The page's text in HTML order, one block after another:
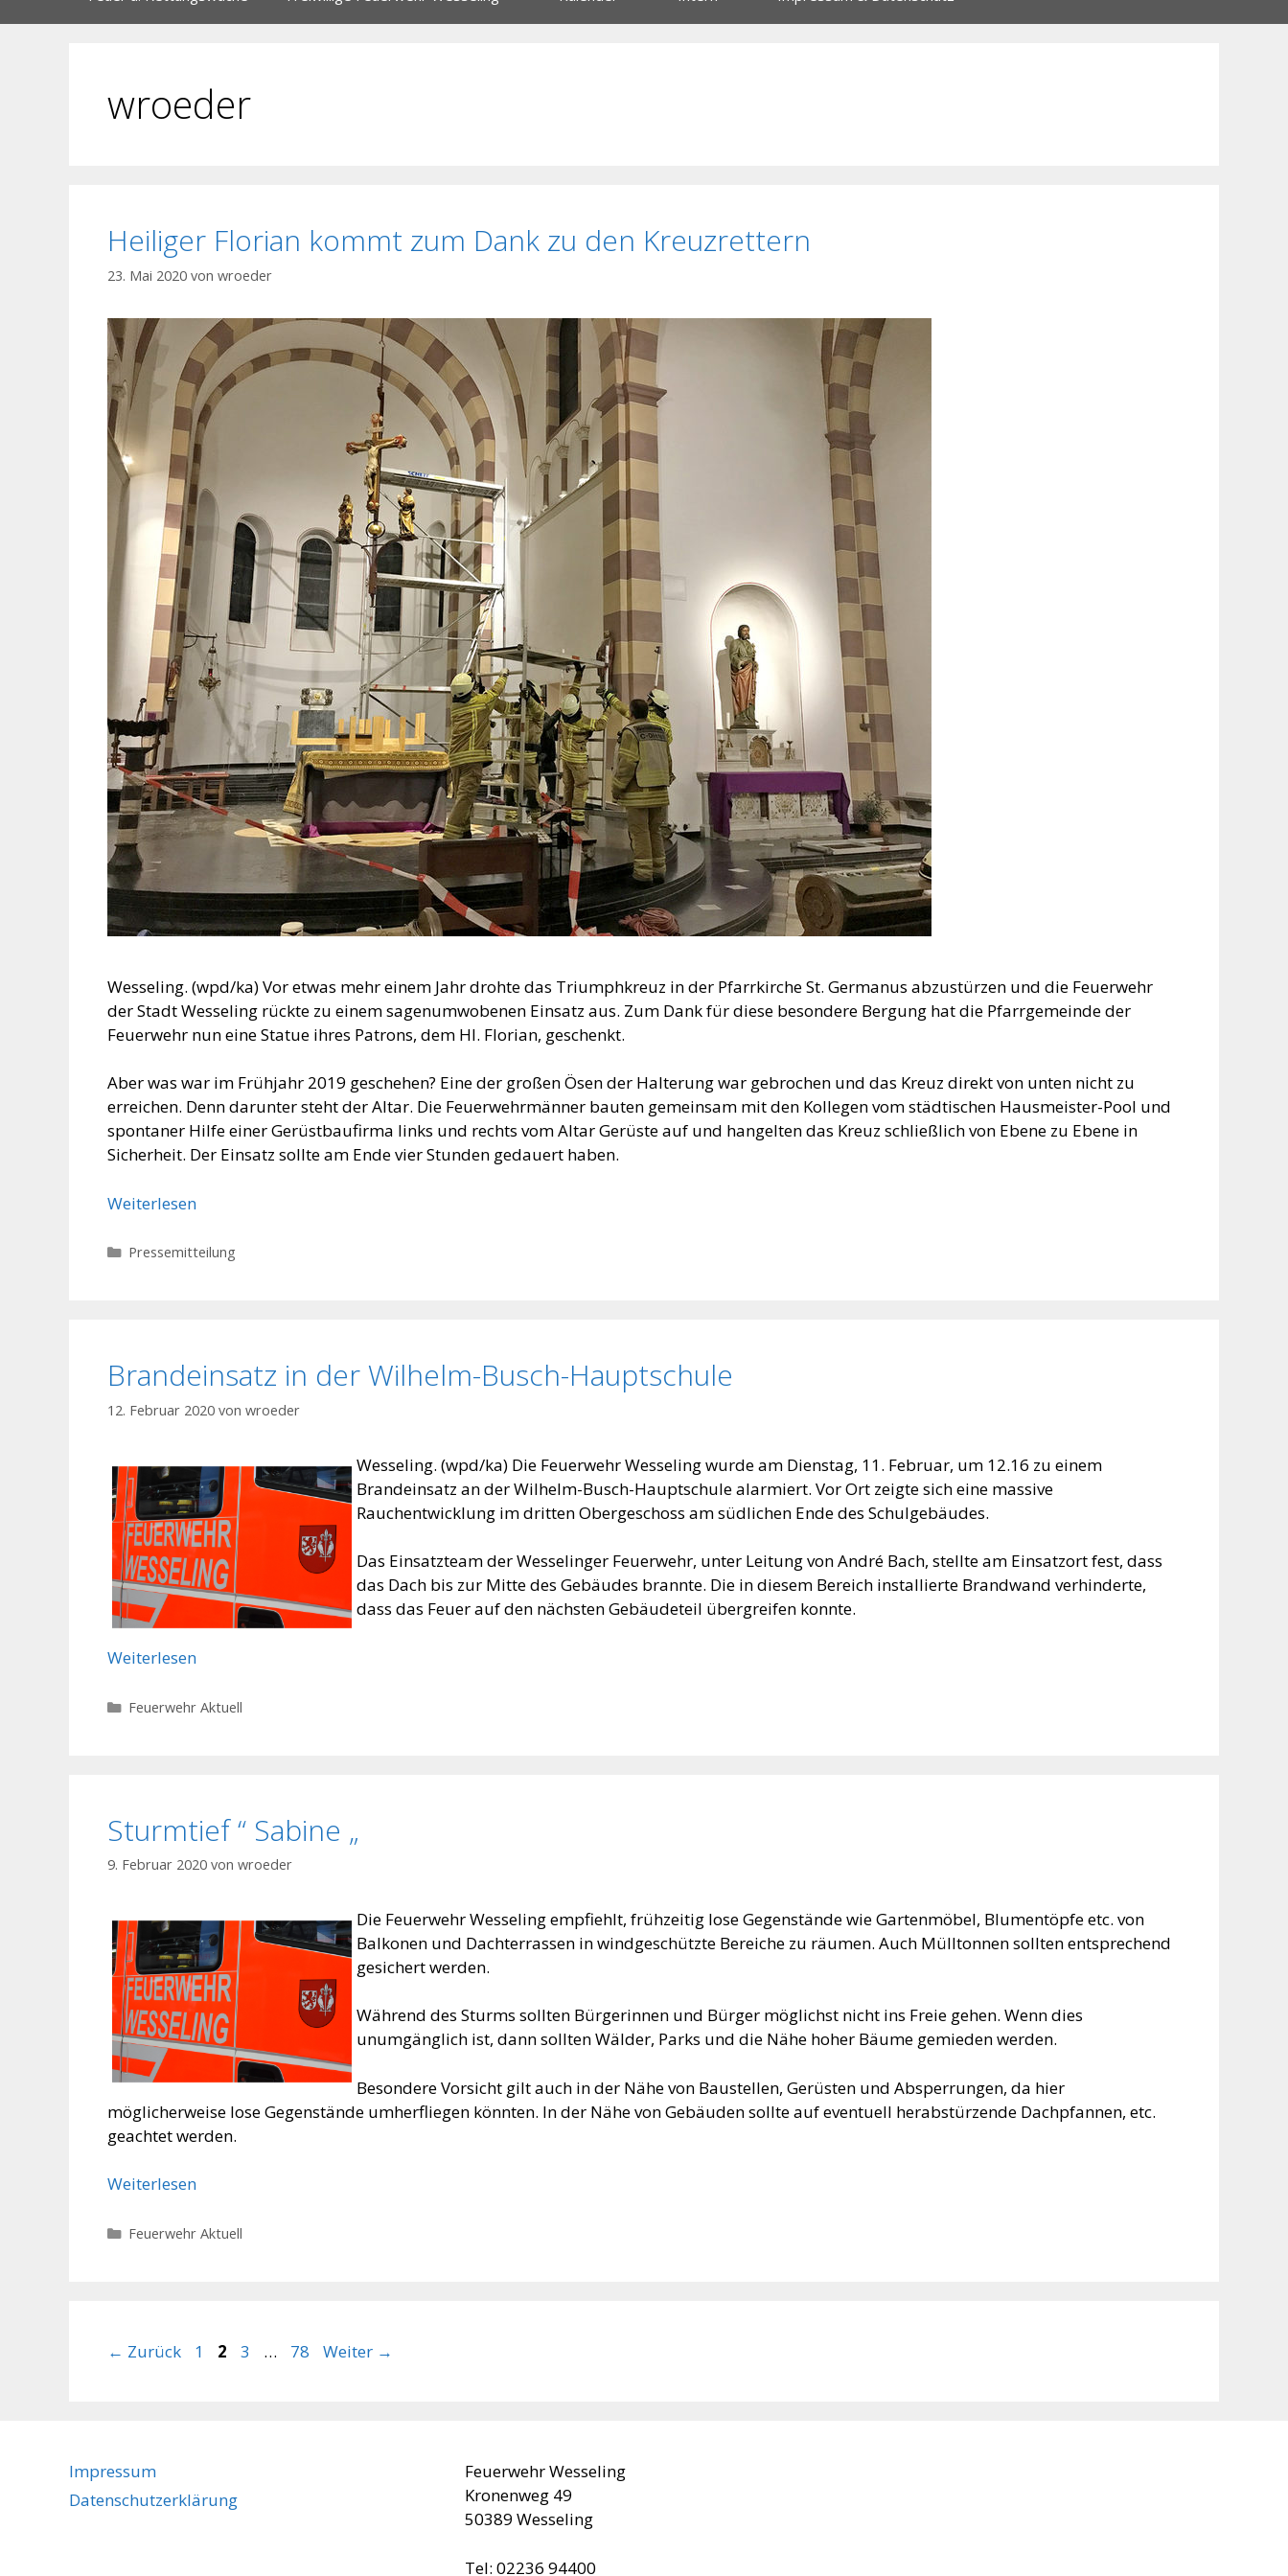
wroeder
Heiliger Florian kommt zum Dank zu den Kreuzrettern
23. Mai 2020 von wroeder
Wesseling. (wpd/ka) Vor etwas mehr einem Jahr drohte das Triumphkreuz in der Pfarrkirche St. Germanus abzustürzen und die Feuerwehr
der Stadt Wesseling rückte zu einem sagenumwobenen Einsatz aus. Zum Dank für diese besondere Bergung hat die Pfarrgemeinde der
Feuerwehr nun eine Statue ihres Patrons, dem Hl. Florian, geschenkt.
Aber was war im Frühjahr 2019 geschehen? Eine der großen Ösen der Halterung war gebrochen und das Kreuz direkt von unten nicht zu
erreichen. Denn darunter steht der Altar. Die Feuerwehrmänner bauten gemeinsam mit den Kollegen vom städtischen Hausmeister-Pool und
spontaner Hilfe einer Gerüstbaufirma links und rechts vom Altar Gerüste auf und hangelten das Kreuz schließlich von Ebene zu Ebene in
Sicherheit. Der Einsatz sollte am Ende vier Stunden gedauert haben.
Weiterlesen
Kategorien
Pressemitteilung
Brandeinsatz in der Wilhelm-Busch-Hauptschule
12. Februar 2020 von wroeder
Wesseling. (wpd/ka) Die Feuerwehr Wesseling wurde am Dienstag, 11. Februar, um 12.16 zu einem
Brandeinsatz an der Wilhelm-Busch-Hauptschule alarmiert. Vor Ort zeigte sich eine massive
Rauchentwicklung im dritten Obergeschoss am südlichen Ende des Schulgebäudes.
Das Einsatzteam der Wesselinger Feuerwehr, unter Leitung von André Bach, stellte am Einsatzort fest, dass
das Dach bis zur Mitte des Gebäudes brannte. Die in diesem Bereich installierte Brandwand verhinderte,
dass das Feuer auf den nächsten Gebäudeteil übergreifen konnte.
Weiterlesen
Kategorien
Feuerwehr Aktuell
Sturmtief “ Sabine „
9. Februar 2020 von wroeder
Die Feuerwehr Wesseling empfiehlt, frühzeitig lose Gegenstände wie Gartenmöbel, Blumentöpfe etc. von
Balkonen und Dachterrassen in windgeschützte Bereiche zu räumen. Auch Mülltonnen sollten entsprechend
gesichert werden.
Während des Sturms sollten Bürgerinnen und Bürger möglichst nicht ins Freie gehen. Wenn dies
unumgänglich ist, dann sollten Wälder, Parks und die Nähe hoher Bäume gemieden werden.
Besondere Vorsicht gilt auch in der Nähe von Baustellen, Gerüsten und Absperrungen, da hier
möglicherweise lose Gegenstände umherfliegen könnten. In der Nähe von Gebäuden sollte auf eventuell herabstürzende Dachpfannen, etc.
geachtet werden.
Weiterlesen
Kategorien
Feuerwehr Aktuell
← Zurück Seite
1 Seite
2 Seite
3 … Seite
78 Weiter →
Impressum
Datenschutzerklärung
Feuerwehr Wesseling
Kronenweg 49
50389 Wesseling
Tel: 02236 94400